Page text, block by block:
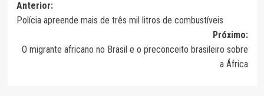
Navegação
de
artigos
Anterior:
Polícia apreende mais de três mil litros de combustíveis
Próximo:
O migrante africano no Brasil e o preconceito brasileiro sobre
a África